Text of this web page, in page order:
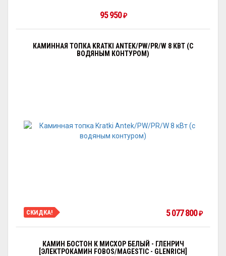
95 950₽
КАМИННАЯ ТОПКА KRATKI ANTEK/PW/PR/W 8 КВТ (С
ВОДЯНЫМ КОНТУРОМ)
СКИДКА! 5 077 800₽
КАМИН БОСТОН К МИСХОР БЕЛЫЙ - ГЛЕНРИЧ
[ЭЛЕКТРОКАМИН FOBOS/MAGESTIC - GLENRICH]